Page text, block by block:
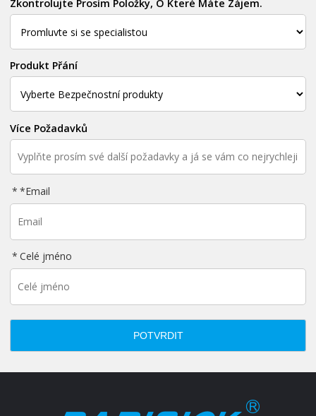
Zkontrolujte Prosím Položky, O Které Máte Zájem.
Produkt Přání
Více Požadavků
*Email
Celé jméno
POTVRDIT